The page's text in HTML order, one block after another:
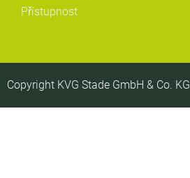
Přístupnost
Copyright KVG Stade GmbH & Co. KG